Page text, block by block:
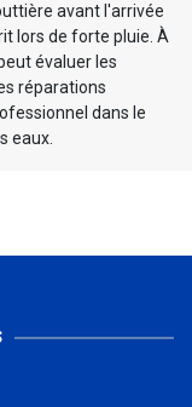
avant l'arrivée
lors de forte pluie. À
évaluer les
réparations
dans le
eaux.